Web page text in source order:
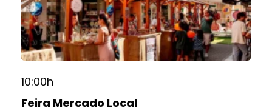
10:00h
Feira Mercado Local